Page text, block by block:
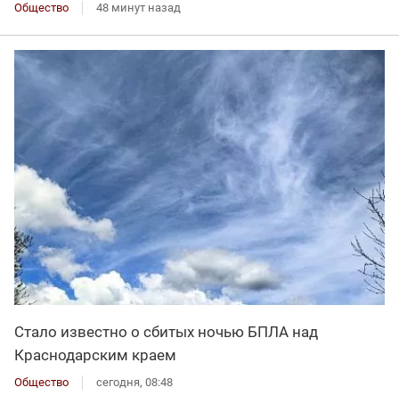
Общество 48 минут назад
Стало известно о сбитых ночью БПЛА над
Краснодарским краем
Общество сегодня, 08:48